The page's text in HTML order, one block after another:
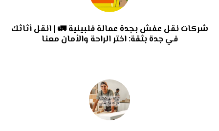
شركات نقل عفش بجدة عمالة فلبينية 🚛 | انقل أثاثك
في جدة بثقة: اختر الراحة والأمان معنا